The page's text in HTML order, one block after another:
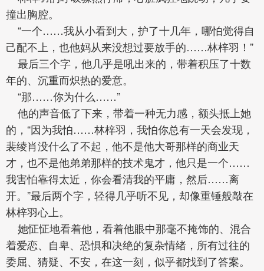
撞出胸腔。
“一个……我从小看到大，护了十几年，哪怕觉得自
己配不上，也他妈从来没想过要放手的……林梓羽！”
最后三个字，他几乎是吼出来的，带着积压了十数
年的、沉重而炽热的爱意。
“那……你为什么……”
他的声音低了下来，带着一种无力感，额头抵上她
的，“因为我怕……林梓羽，我怕你总有一天会发现，
裴绫肖没什么了不起，他不是他大哥那样的商业天
才，也不是他弟弟那样的技术鬼才，他只是一个……
我害怕靠得太近，你会看清我的平庸，然后……离
开。”最后两个字，轻得几乎听不见，却像重锤般敲在
林梓羽心上。
她怔怔地看着他，看着他眼中那毫不掩饰的、混合
着爱恋、自卑、恐惧和决绝的复杂情绪，所有过往的
委屈、猜疑、不安，在这一刻，似乎都找到了答案。